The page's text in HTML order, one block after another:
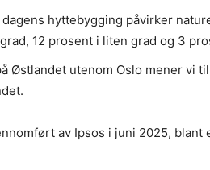
hyttebygging påvirker
12 prosent i liten grad og 3
Østlandet utenom Oslo mener vi
av Ipsos i juni 2025, blant